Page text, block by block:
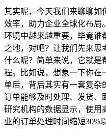
其实呢，今天我们来聊聊如
效率，助力企业全球化布局
环境中越来越重要，毕竟谁
之地，对吧？让我们先来思
什么呢？简单来说，它就是
程。比如说，想象一下你在
单后，背后其实有一套复杂
订单能够及时处理、发货、
研究机构的数据显示，使用
业的订单处理时间缩短30%